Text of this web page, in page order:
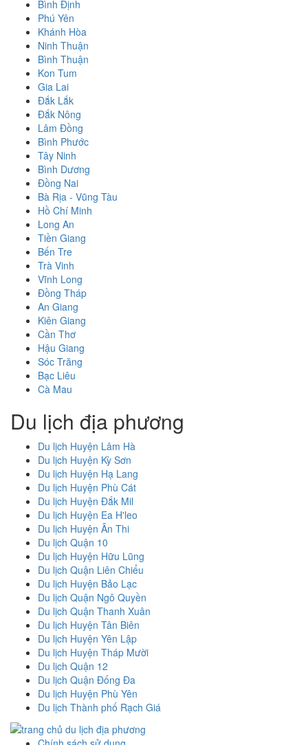
Bình Định
Phú Yên
Khánh Hòa
Ninh Thuận
Bình Thuận
Kon Tum
Gia Lai
Đắk Lắk
Đắk Nông
Lâm Đồng
Bình Phước
Tây Ninh
Bình Dương
Đồng Nai
Bà Rịa - Vũng Tàu
Hồ Chí Minh
Long An
Tiền Giang
Bến Tre
Trà Vinh
Vĩnh Long
Đồng Tháp
An Giang
Kiên Giang
Cần Thơ
Hậu Giang
Sóc Trăng
Bạc Liêu
Cà Mau
Du lịch địa phương
Du lịch Huyện Lâm Hà
Du lịch Huyện Kỳ Sơn
Du lịch Huyện Hạ Lang
Du lịch Huyện Phù Cát
Du lịch Huyện Đắk Mil
Du lịch Huyện Ea H'leo
Du lịch Huyện Ân Thi
Du lịch Quận 10
Du lịch Huyện Hữu Lũng
Du lịch Quận Liên Chiểu
Du lịch Huyện Bảo Lạc
Du lịch Quận Ngô Quyền
Du lịch Quận Thanh Xuân
Du lịch Huyện Tân Biên
Du lịch Huyện Yên Lập
Du lịch Huyện Tháp Mười
Du lịch Quận 12
Du lịch Quận Đống Đa
Du lịch Huyện Phù Yên
Du lịch Thành phố Rạch Giá